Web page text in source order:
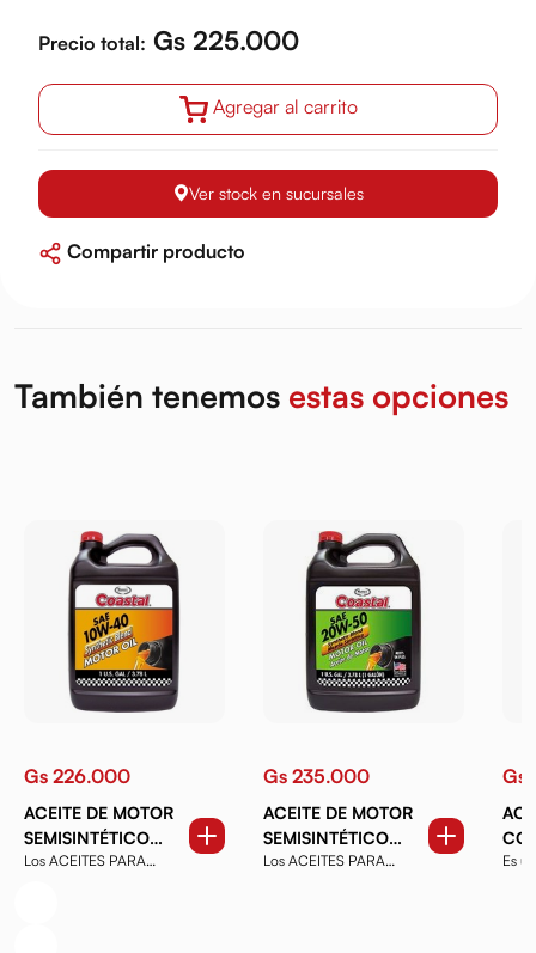
Precio total: Gs 225.000
Agregar al carrito
Ver stock en sucursales
Compartir producto
También tenemos estas opciones
Gs 226.000
ACEITE DE MOTOR
SEMISINTÉTICO
COASTAL - SAE
Los ACEITES PARA
Gs 235.000
ACEITE DE MOTOR
SEMISINTÉTICO
COASTAL - SAE
Los ACEITES PARA
Gs
HD
Es